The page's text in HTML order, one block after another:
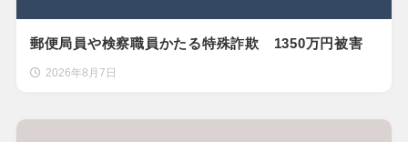
郵便局員や検察職員かたる特殊詐欺 1350万円被害
2026年8月7日